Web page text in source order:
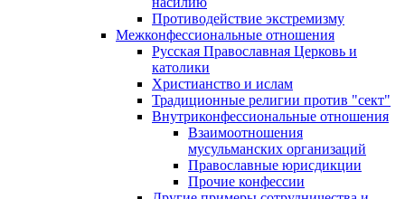
Противодействие экстремизму
Межконфессиональные отношения
Русская Православная Церковь и
католики
Христианство и ислам
Традиционные религии против "сект"
Внутриконфессиональные отношения
Взаимоотношения
мусульманских организаций
Православные юрисдикции
Прочие конфессии